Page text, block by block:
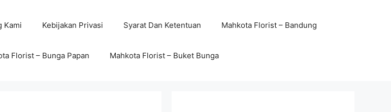
Kami Kebijakan Privasi Syarat Dan Ketentuan Mahkota Florist – Bandung
Florist – Bunga Papan Mahkota Florist – Buket Bunga